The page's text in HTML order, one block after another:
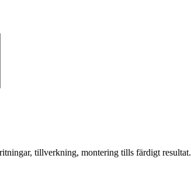
tillverkning, montering tills färdigt resultat.